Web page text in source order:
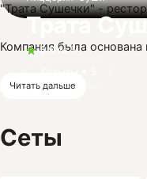
Трата
5.0 из 5
"Трата Сушечки" -
Компания была
рядом с домом. Придя к
Читать дальше
Сеты